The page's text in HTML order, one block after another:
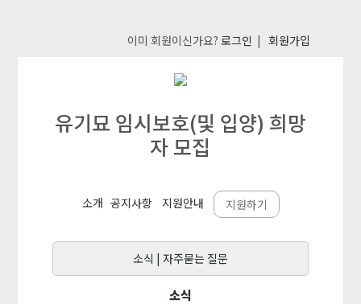
이미 회원이신가요?로그인 |회원가입
유기묘 임시보호(및 입양) 희망
자 모집
소개 공지사항 지원안내 지원하기
소식 | 자주묻는 질문
소식